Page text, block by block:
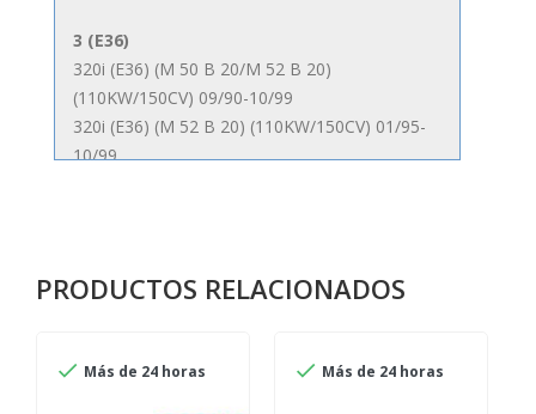
3 (E36)
320i (E36) (M 50 B 20/M 52 B 20)
(110KW/150CV) 09/90-10/99
320i (E36) (M 52 B 20) (110KW/150CV) 01/95-
10/99
328i (E36) (M 52 B 28) (142KW/193CV) 01/95-
01/94-12/00
PRODUCTOS RELACIONADOS
 Más de 24 horas  Más de 24 horas